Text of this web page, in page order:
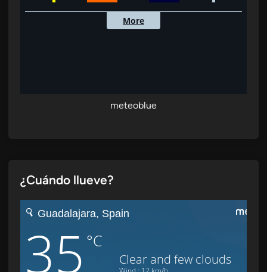
meteoblue
¿Cuándo llueve?